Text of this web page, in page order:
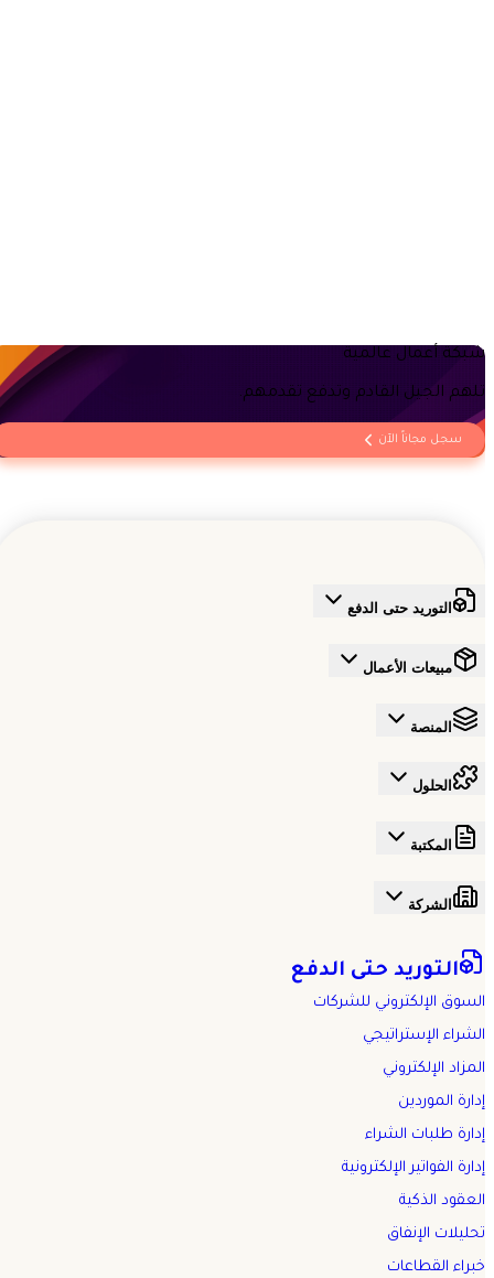
شبكة أعمال عالمية
تلهم الجيل القادم وتدفع تقدمهم.
سجل مجاناً الآن
التوريد حتى الدفع
مبيعات الأعمال
المنصة
الحلول
المكتبة
الشركة
التوريد حتى الدفع
السوق الإلكتروني للشركات
الشراء الإستراتيجي
المزاد الإلكتروني
إدارة الموردين
إدارة طلبات الشراء
إدارة الفواتير الإلكترونية
العقود الذكية
تحليلات الإنفاق
خبراء القطاعات